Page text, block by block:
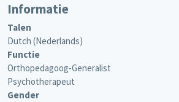
Informatie
Talen
Dutch (Nederlands)
Functie
Orthopedagoog-Generalist
Psychotherapeut
Gender